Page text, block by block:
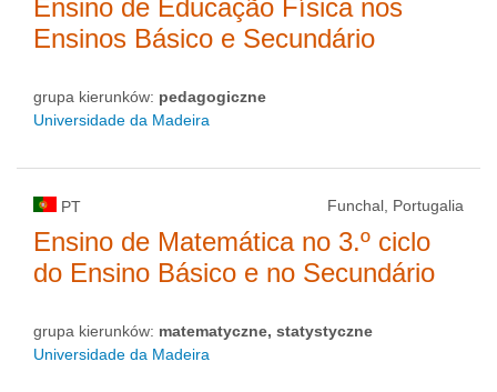
Ensino de Educação Física nos
Ensinos Básico e Secundário
grupa kierunków: pedagogiczne
Universidade da Madeira
PT Funchal, Portugalia
Ensino de Matemática no 3.º ciclo
do Ensino Básico e no Secundário
grupa kierunków: matematyczne, statystyczne
Universidade da Madeira